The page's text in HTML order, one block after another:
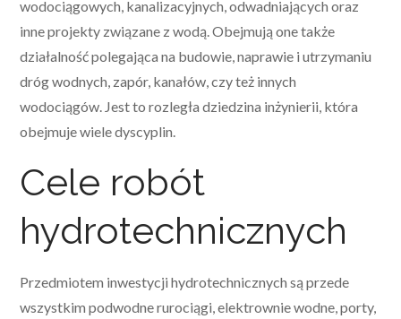
wodociągowych, kanalizacyjnych, odwadniających oraz
inne projekty związane z wodą. Obejmują one także
działalność polegająca na budowie, naprawie i utrzymaniu
dróg wodnych, zapór, kanałów, czy też innych
wodociągów. Jest to rozległa dziedzina inżynierii, która
obejmuje wiele dyscyplin.
Cele robót
hydrotechnicznych
Przedmiotem inwestycji hydrotechnicznych są przede
wszystkim podwodne rurociągi, elektrownie wodne, porty,